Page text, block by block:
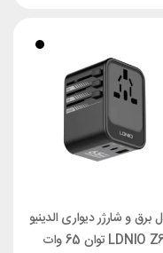
برق و شارژر دیواری الدینیو
LDNIO Z6 توان 65 وات